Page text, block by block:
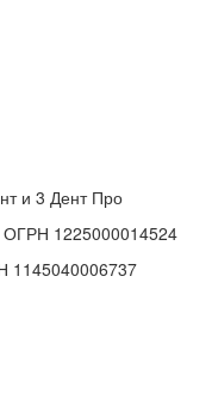
и 3 Дент Про
1225000014524